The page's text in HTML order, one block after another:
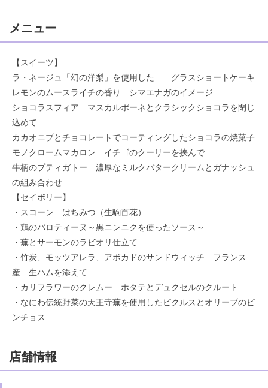
メニュー
【スイーツ】
ラ・ネージュ「幻の洋梨」を使用した グラスショートケーキ
レモンのムースライチの香り シマエナガのイメージ
ショコラスフィア マスカルポーネとクラシックショコラを閉じ
込めて
カカオニブとチョコレートでコーティングしたショコラの焼菓子
モノクロームマカロン イチゴのクーリーを挟んで
牛柄のプティガトー 濃厚なミルクバタークリームとガナッシュ
の組み合わせ
【セイボリー】
・スコーン はちみつ（生駒百花）
・鶏のバロティーヌ～黒ニンニクを使ったソース～
・蕪とサーモンのラビオリ仕立て
・竹炭、モッツアレラ、アボカドのサンドウィッチ フランス
産 生ハムを添えて
・カリフラワーのクレムー ホタテとデュクセルのクルート
・なにわ伝統野菜の天王寺蕪を使用したピクルスとオリーブのピ
ンチョス
店舗情報